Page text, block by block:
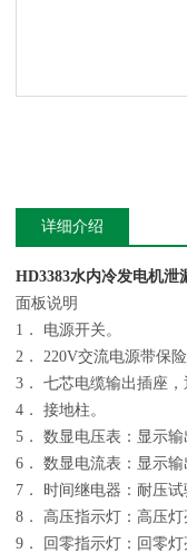
详细介绍
HD3383水内冷发电机泄
面板说明
1． 电源开关。
2． 220V交流电源带保险
3． 七芯电缆输出插座，
4． 接地柱。
5． 数显电压表：显示输
6． 数显电流表：显示
7． 时间继电器：耐压试
8． 高压指示灯：高压灯
9． 回零指示灯：回零